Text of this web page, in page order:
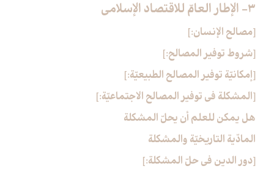
3- الإطار العامّ للاقتصاد الإسلامي‏
[مصالح الإنسان:]
[شروط توفير المصالح:]
[إمكانيّة توفير المصالح الطبيعيّة:]
[المشكلة في توفير المصالح الاجتماعيّة:]
هل يمكن للعلم أن يحلّ المشكلة
المادّية التاريخيّة والمشكلة
[دور الدين في حلّ المشكلة:]